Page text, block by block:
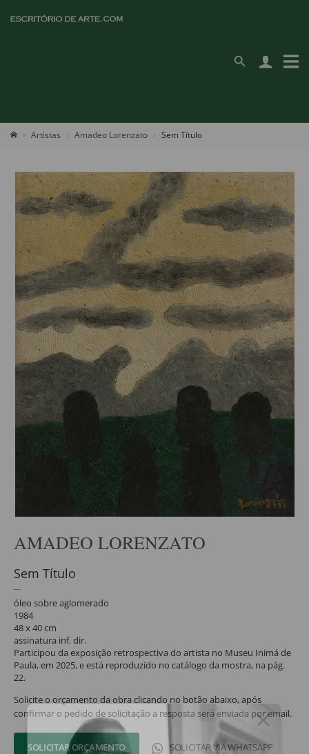
Artistas Amadeo Lorenzato Sem Título
AMADEO LORENZATO
Sem Título
óleo sobre aglomerado
1984
48 x 40 cm
assinatura inf. dir.
Participou da exposição retrospectiva do artista no Museu Inimá de
Paula, em 2025, e está reproduzido no catálogo da mostra, na pág.
22.
Solicite o orçamento da obra clicando no botão abaixo, após
confirmar o pedido de solicitação a resposta será enviada por email.
SOLICITAR ORÇAMENTO SOLICITAR VIA WHATSAPP